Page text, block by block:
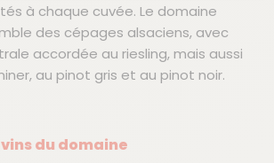
d'adapter et de gérer vos paramètres de confidentialité, en
à chaque cuvée. Le domaine
des cépages alsaciens, avec
accordée au riesling, mais aussi
au pinot gris et au pinot noir.
du domaine